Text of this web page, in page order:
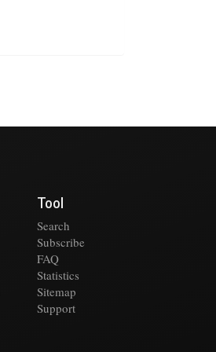
Tool
Search
Subscribe
FAQ
Statistics
Sitemap
Support